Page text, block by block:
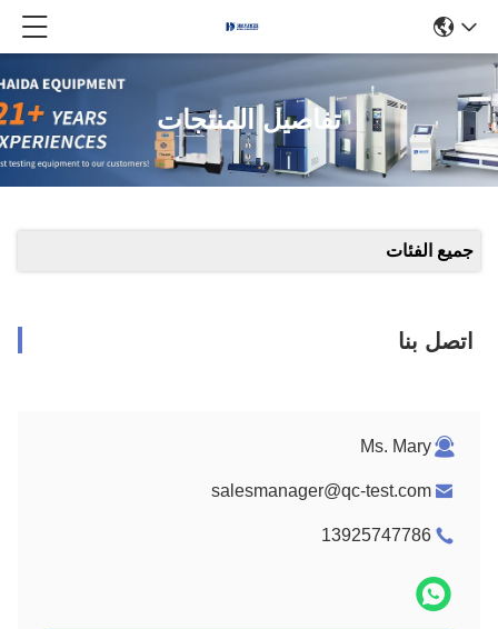
تفاصيل المنتجات
جميع الفئات
اتصل بنا
Ms. Mary
salesmanager@qc-test.com
13925747786